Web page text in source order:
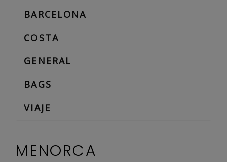
BARCELONA
COSTA
GENERAL
BAGS
VIAJE
MENORCA